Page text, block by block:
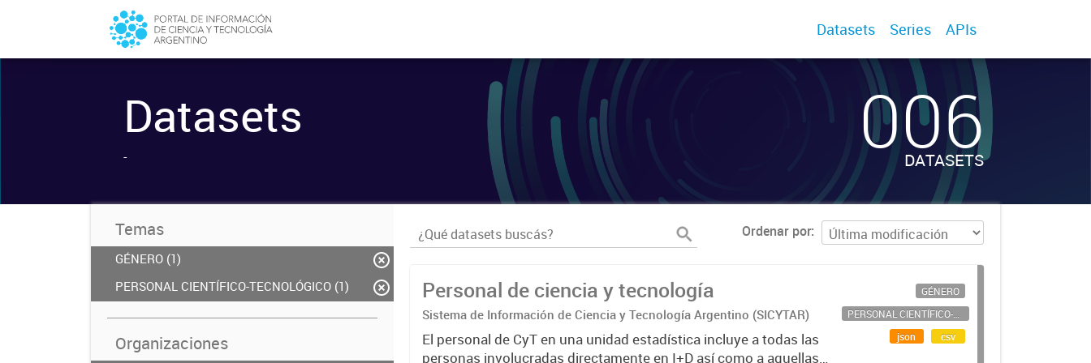
Datasets Series APIs
Datasets
- 006
DATASETS
Temas
GÉNERO (1)
PERSONAL CIENTÍFICO-TECNOLÓGICO (1)
Organizaciones
Ordenar por
Personal de ciencia y tecnología
Sistema de Información de Ciencia y Tecnología Argentino (SICYTAR)
El personal de CyT en una unidad estadística incluye a todas las
personas involucradas directamente en I+D así como a aquellas
GÉNERO
PERSONAL CIENTÍFICO-TECNOLÓGICO
json
csv